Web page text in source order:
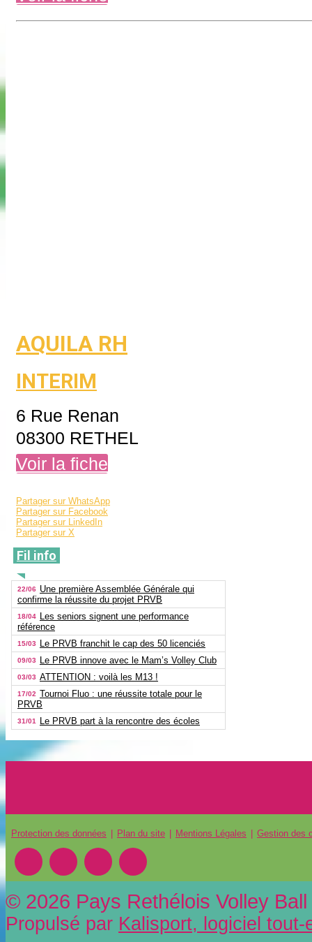
AQUILA RH
INTERIM
6 Rue Renan
08300 RETHEL
Voir la fiche
Partager sur WhatsApp
Partager sur Facebook
Partager sur LinkedIn
Partager sur X
Fil info
22/06 Une première Assemblée Générale qui
confirme la réussite du projet PRVB
18/04
Les seniors signent une performance
référence
15/03 Le PRVB franchit le cap des 50 licenciés
09/03 Le PRVB innove avec le Mam’s Volley Club
03/03 ATTENTION : voilà les M13 !
17/02 Tournoi Fluo : une réussite totale pour le
PRVB
31/01 Le PRVB part à la rencontre des écoles
Protection des données Plan du site Mentions Légales Gestion des
© 2026 Pays Rethélois Volley
Propulsé par Kalisport, logiciel